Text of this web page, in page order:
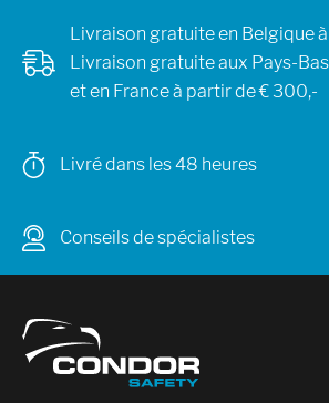
Livraison gratuite en Belgique
Livraison gratuite aux Pays-
et en France à partir de € 300,-
Livré dans les 48 heures
Conseils de spécialistes